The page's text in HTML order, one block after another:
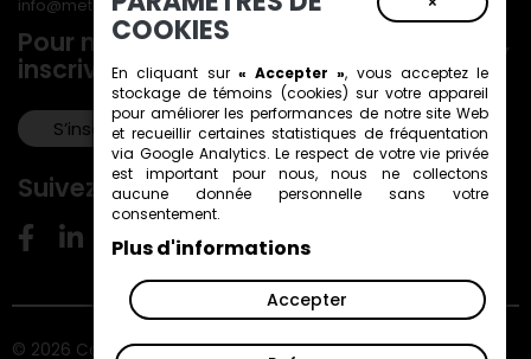
info@metiersdart.ca
Pour ne rien manquer de nos actualités,
inscrivez-vous à notre infolettre!
S’inscrire!
Suivez-nous!
© 2026 Conseil des métiers d'art du Québec. Tous droits
COOKIES
En cliquant sur « Accepter », vous acceptez le
stockage detémoins (cookies) sur votre appareil
pour améliorer les performances de notre site Web
et recueillir certaines statistiques de fréquentation
via Google Analytics. Le respect de votre vie privée
est important pour nous, nous ne collectons
aucune donnée personnelle sans votre
consentement.
Plus d'informations
Accepter